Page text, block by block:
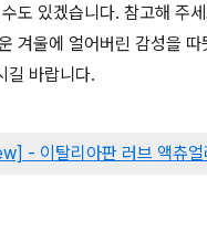
도 있겠습니다. 참고해 주
겨울에 얼어버린 감성을 따
길 바랍니다.
- 이탈리아판 러브 액츄얼